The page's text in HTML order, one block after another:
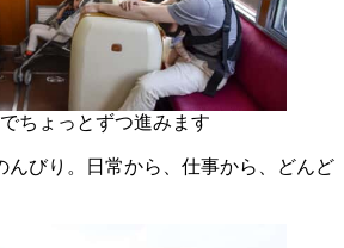
ちょっとずつ進みます
んびり。日常から、仕事から、どんど